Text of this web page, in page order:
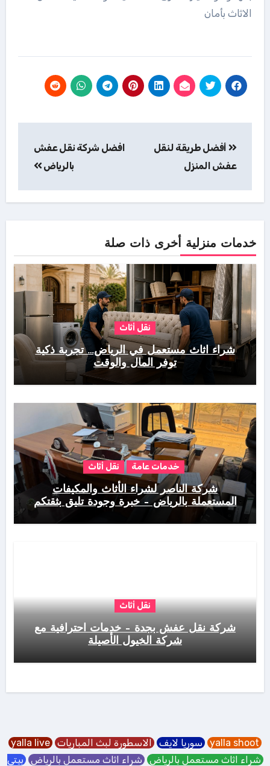
الاثاث بأمان
المقالات
أفضل طريقة لنقل
عفش المنزل
افضل شركة نقل عفش
بالرياض
خدمات منزلية أخرى ذات صلة
نقل أثاث
شراء اثاث مستعمل في الرياض… تجربة ذكية
توفر المال والوقت
خدمات عامة نقل أثاث
شركة الناصر لشراء الأثاث والمكيفات
المستعملة بالرياض – خبرة وجودة تليق بثقتكم
نقل أثاث
شركة نقل عفش بجدة – خدمات احترافية مع
شركة الخيول الأصيلة
yalla shoot سوريا لايف الاسطورة لبث المباريات yalla live
شراء اثاث مستعمل بالرياض شراء اثاث مستعمل بالرياض بيتي